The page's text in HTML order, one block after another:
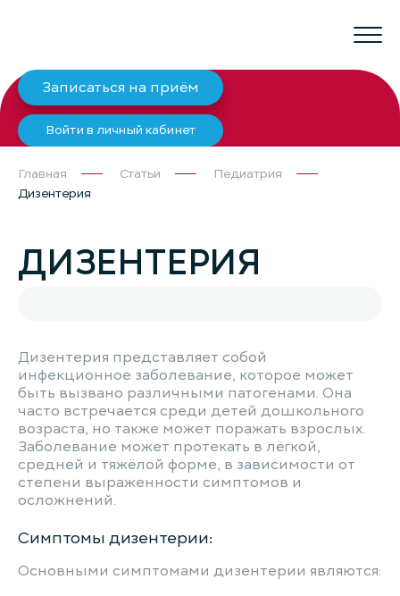
Записаться на приём
Войти в личный кабинет
Главная Статьи
Педиатрия
Дизентерия
ДИЗЕНТЕРИЯ
Дизентерия представляет собой
инфекционное заболевание, которое может
быть вызвано различными патогенами. Она
часто встречается среди детей дошкольного
возраста, но также может поражать взрослых.
Заболевание может протекать в лёгкой,
средней и тяжёлой форме, в зависимости от
степени выраженности симптомов и
осложнений.
Симптомы дизентерии:
Основными симптомами дизентерии являются: